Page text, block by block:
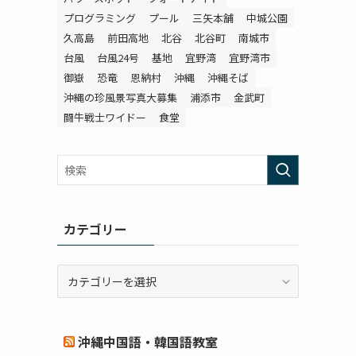
プログラミング
プール 三矢本舗
中城公園
久高島
前田高地 北谷 北谷町
南城市
台風
台風24号 基地 宜野湾
宜野湾市
御嶽
恐竜 恩納村 沖縄
沖縄そば
沖縄の珍風景写真大募集
浦添市
金武町
闘牛戦士ワイドー
食堂
カテゴリー
ー
沖縄中国語・韓国語教室